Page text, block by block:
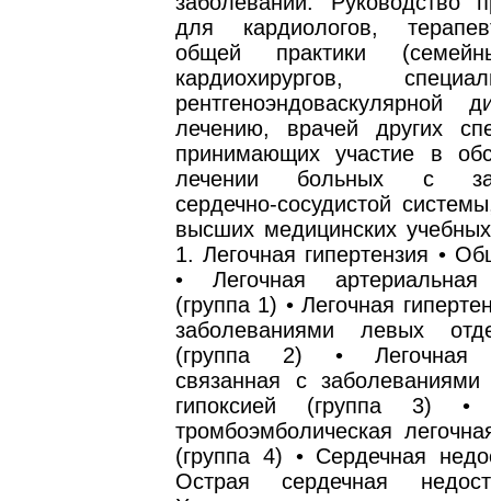
для кардиологов,
общей практики
кардиохирургов,
рентгеноэндоваскулярной
лечению, врачей других
принимающих участие в
лечении больных с
сердечно-сосудистой
высших медицинских
1. Легочная гипертензия •
• Легочная артериальная
(группа 1) • Легочная
заболеваниями левых
(группа 2) • Легочная
связанная с
гипоксией (группа 3) •
тромбоэмболическая
(группа 4) • Сердечная
Острая сердечная